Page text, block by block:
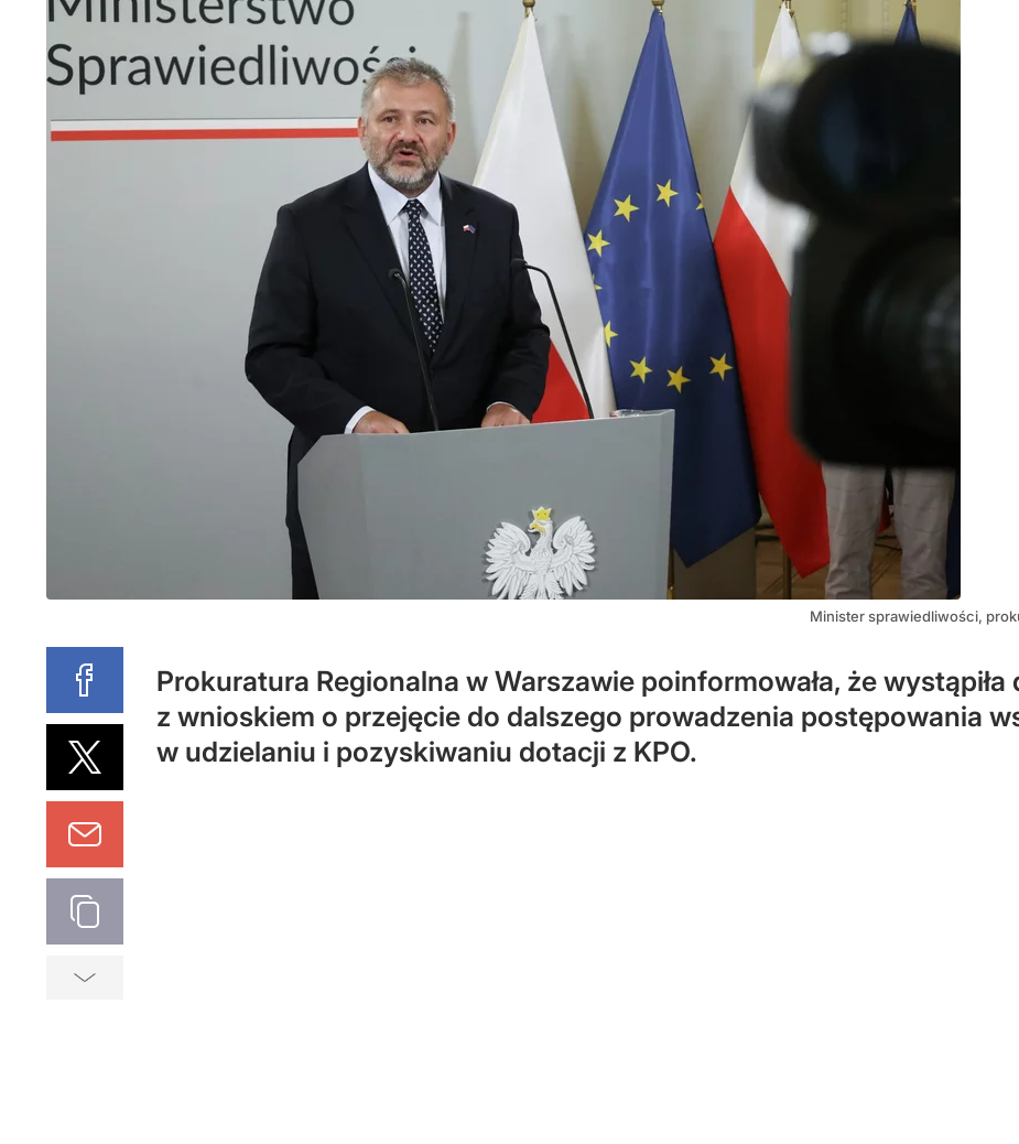
Minister sprawiedliwości,
Prokuratura Regionalna w Warszawie poinformowała, że
z wnioskiem o przejęcie do dalszego prowadzenia postępowania
w udzielaniu i pozyskiwaniu dotacji z KPO.